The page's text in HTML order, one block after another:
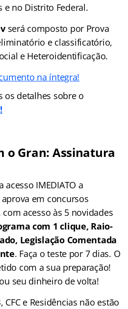
e no Distrito Federal.
será composto por Prova
e classificatório,
e Heteroidentificação.
na íntegra!
os detalhes sobre o
o Gran: Assinatura
acesso IMEDIATO a
em concursos
acesso às 5 novidades
com 1 clique, Raio-
Legislação Comentada
. Faça o teste por 7 dias. O
com a sua preparação!
seu dinheiro de volta!
e Residências não estão